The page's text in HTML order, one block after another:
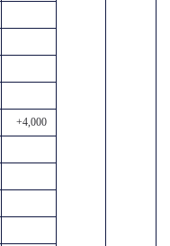
+4,000